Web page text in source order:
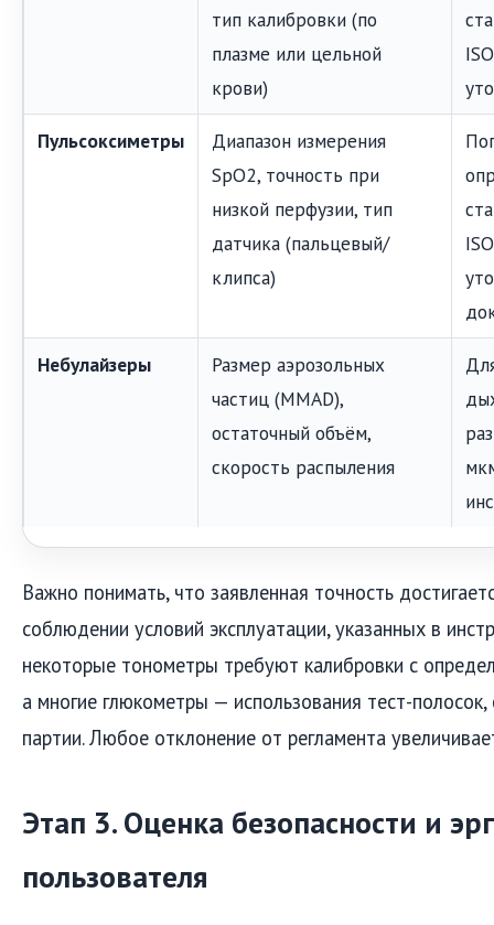
тип калибровки (по
плазме или цельной
крови)
Пульсоксиметры
Диапазон измерения
SpO2, точность при
низкой перфузии, тип
датчика (пальцевый/
клипса)
Небулайзеры
Размер аэрозольных
частиц (MMAD),
остаточный объём,
скорость распыления
Важно понимать, что заявленная точность
соблюдении условий эксплуатации, указанных в
некоторые тонометры требуют калибровки с
а многие глюкометры — использования тест-
партии. Любое отклонение от регламента
Этап 3. Оценка безопасности и
пользователя